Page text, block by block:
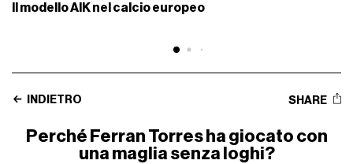
Il modello AIK nel calcio europeo
INDIETRO SHARE
Perché Ferran Torres ha giocato con
una maglia senza loghi?